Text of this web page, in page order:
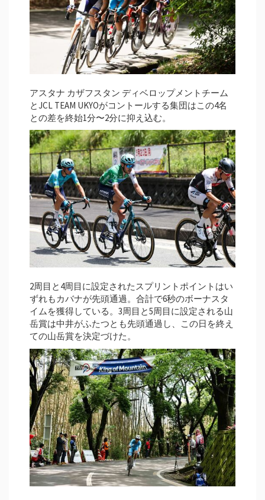
アスタナ カザフスタン ディベロップメントチーム
とJCL TEAM UKYOがコントールする集団はこの4名
との差を終始1分〜2分に抑え込む。
2周目と4周目に設定されたスプリントポイントはい
ずれもカバナが先頭通過。合計で6秒のボーナスタ
イムを獲得している。3周目と5周目に設定される山
岳賞は中井がふたつとも先頭通過し、この日を終え
ての山岳賞を決定づけた。